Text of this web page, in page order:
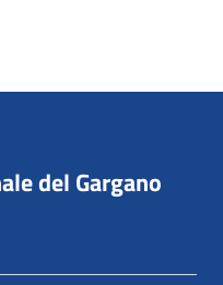
del Gargano